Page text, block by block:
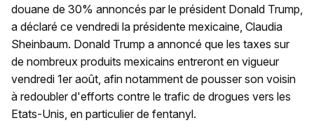
douane de 30% annoncés par le président Donald Trump,
a déclaré ce vendredi la présidente mexicaine, Claudia
Sheinbaum. Donald Trump a annoncé que les taxes sur
de nombreux produits mexicains entreront en vigueur
vendredi 1er août, afin notamment de pousser son voisin
à redoubler d'efforts contre le trafic de drogues vers les
Etats-Unis, en particulier de fentanyl.